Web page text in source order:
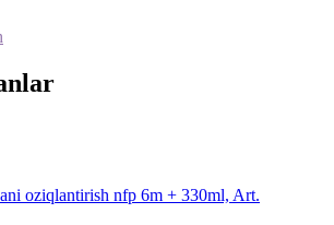
oziqlantirish nfp 6m + 330ml, Art.